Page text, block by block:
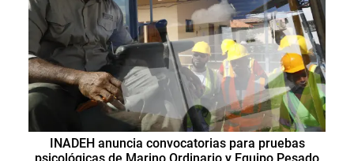
INADEH anuncia convocatorias para pruebas